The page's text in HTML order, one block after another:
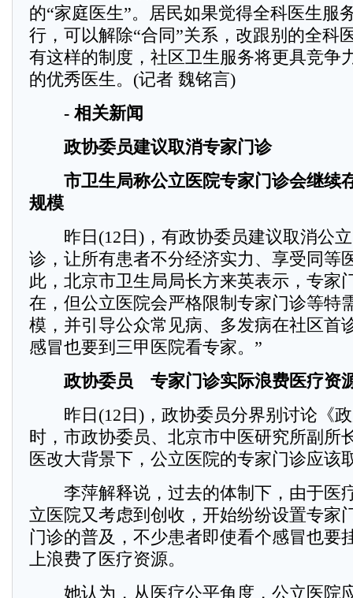
的“家庭医生”。居民如果觉得全科医生服
行，可以解除“合同”关系，改跟别的全科
有这样的制度，社区卫生服务将更具竞争
的优秀医生。(记者 魏铭言)
- 相关新闻
政协委员建议取消专家门诊
市卫生局称公立医院专家门诊会继续
规模
昨日(12日)，有政协委员建议取消公立
诊，让所有患者不分经济实力、享受同等
此，北京市卫生局局长方来英表示，专家
在，但公立医院会严格限制专家门诊等特
模，并引导公众常见病、多发病在社区首
感冒也要到三甲医院看专家。”
政协委员 专家门诊实际浪费医疗资
昨日(12日)，政协委员分界别讨论《政
时，市政协委员、北京市中医研究所副所
医改大背景下，公立医院的专家门诊应该
李萍解释说，过去的体制下，由于医
立医院又考虑到创收，开始纷纷设置专家
门诊的普及，不少患者即使看个感冒也要
上浪费了医疗资源。
她认为，从医疗公平角度，公立医院